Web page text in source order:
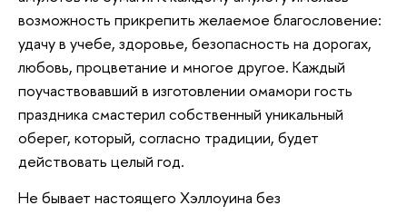
возможность прикрепить желаемое благословение:
удачу в учебе, здоровье, безопасность на дорогах,
любовь, процветание и многое другое. Каждый
поучаствовавший в изготовлении омамори гость
праздника смастерил собственный уникальный
оберег, который, согласно традиции, будет
действовать целый год.
Не бывает настоящего Хэллоуина без